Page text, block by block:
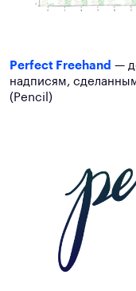
Perfect Freehand —
надписям,
(Pencil)